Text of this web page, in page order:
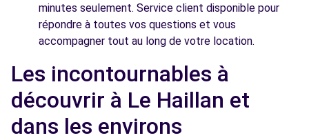
minutes seulement. Service client disponible pour
répondre à toutes vos questions et vous
accompagner tout au long de votre location.
Les incontournables à
découvrir à Le Haillan et
dans les environs